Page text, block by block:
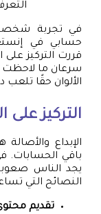
في تجربة
حسابي في
قررت التركيز على
سرعان ما لاحظت
الألوان حقًا تلعب
التركيز على
الإبداع
باقي الحسابات.
يجد الناس
النصائح التي
تقديم